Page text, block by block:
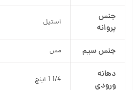
جنس
پروانه
استیل
جنس سیم مس
دهانه
ورودی
1/4 1 اینچ